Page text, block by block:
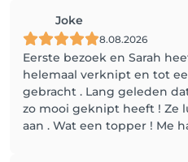
Joke
8.08.2026
Eerste bezoek en Sarah
helemaal verknipt en tot
gebracht . Lang geleden
zo mooi geknipt heeft ! Ze
aan . Wat een topper ! Me